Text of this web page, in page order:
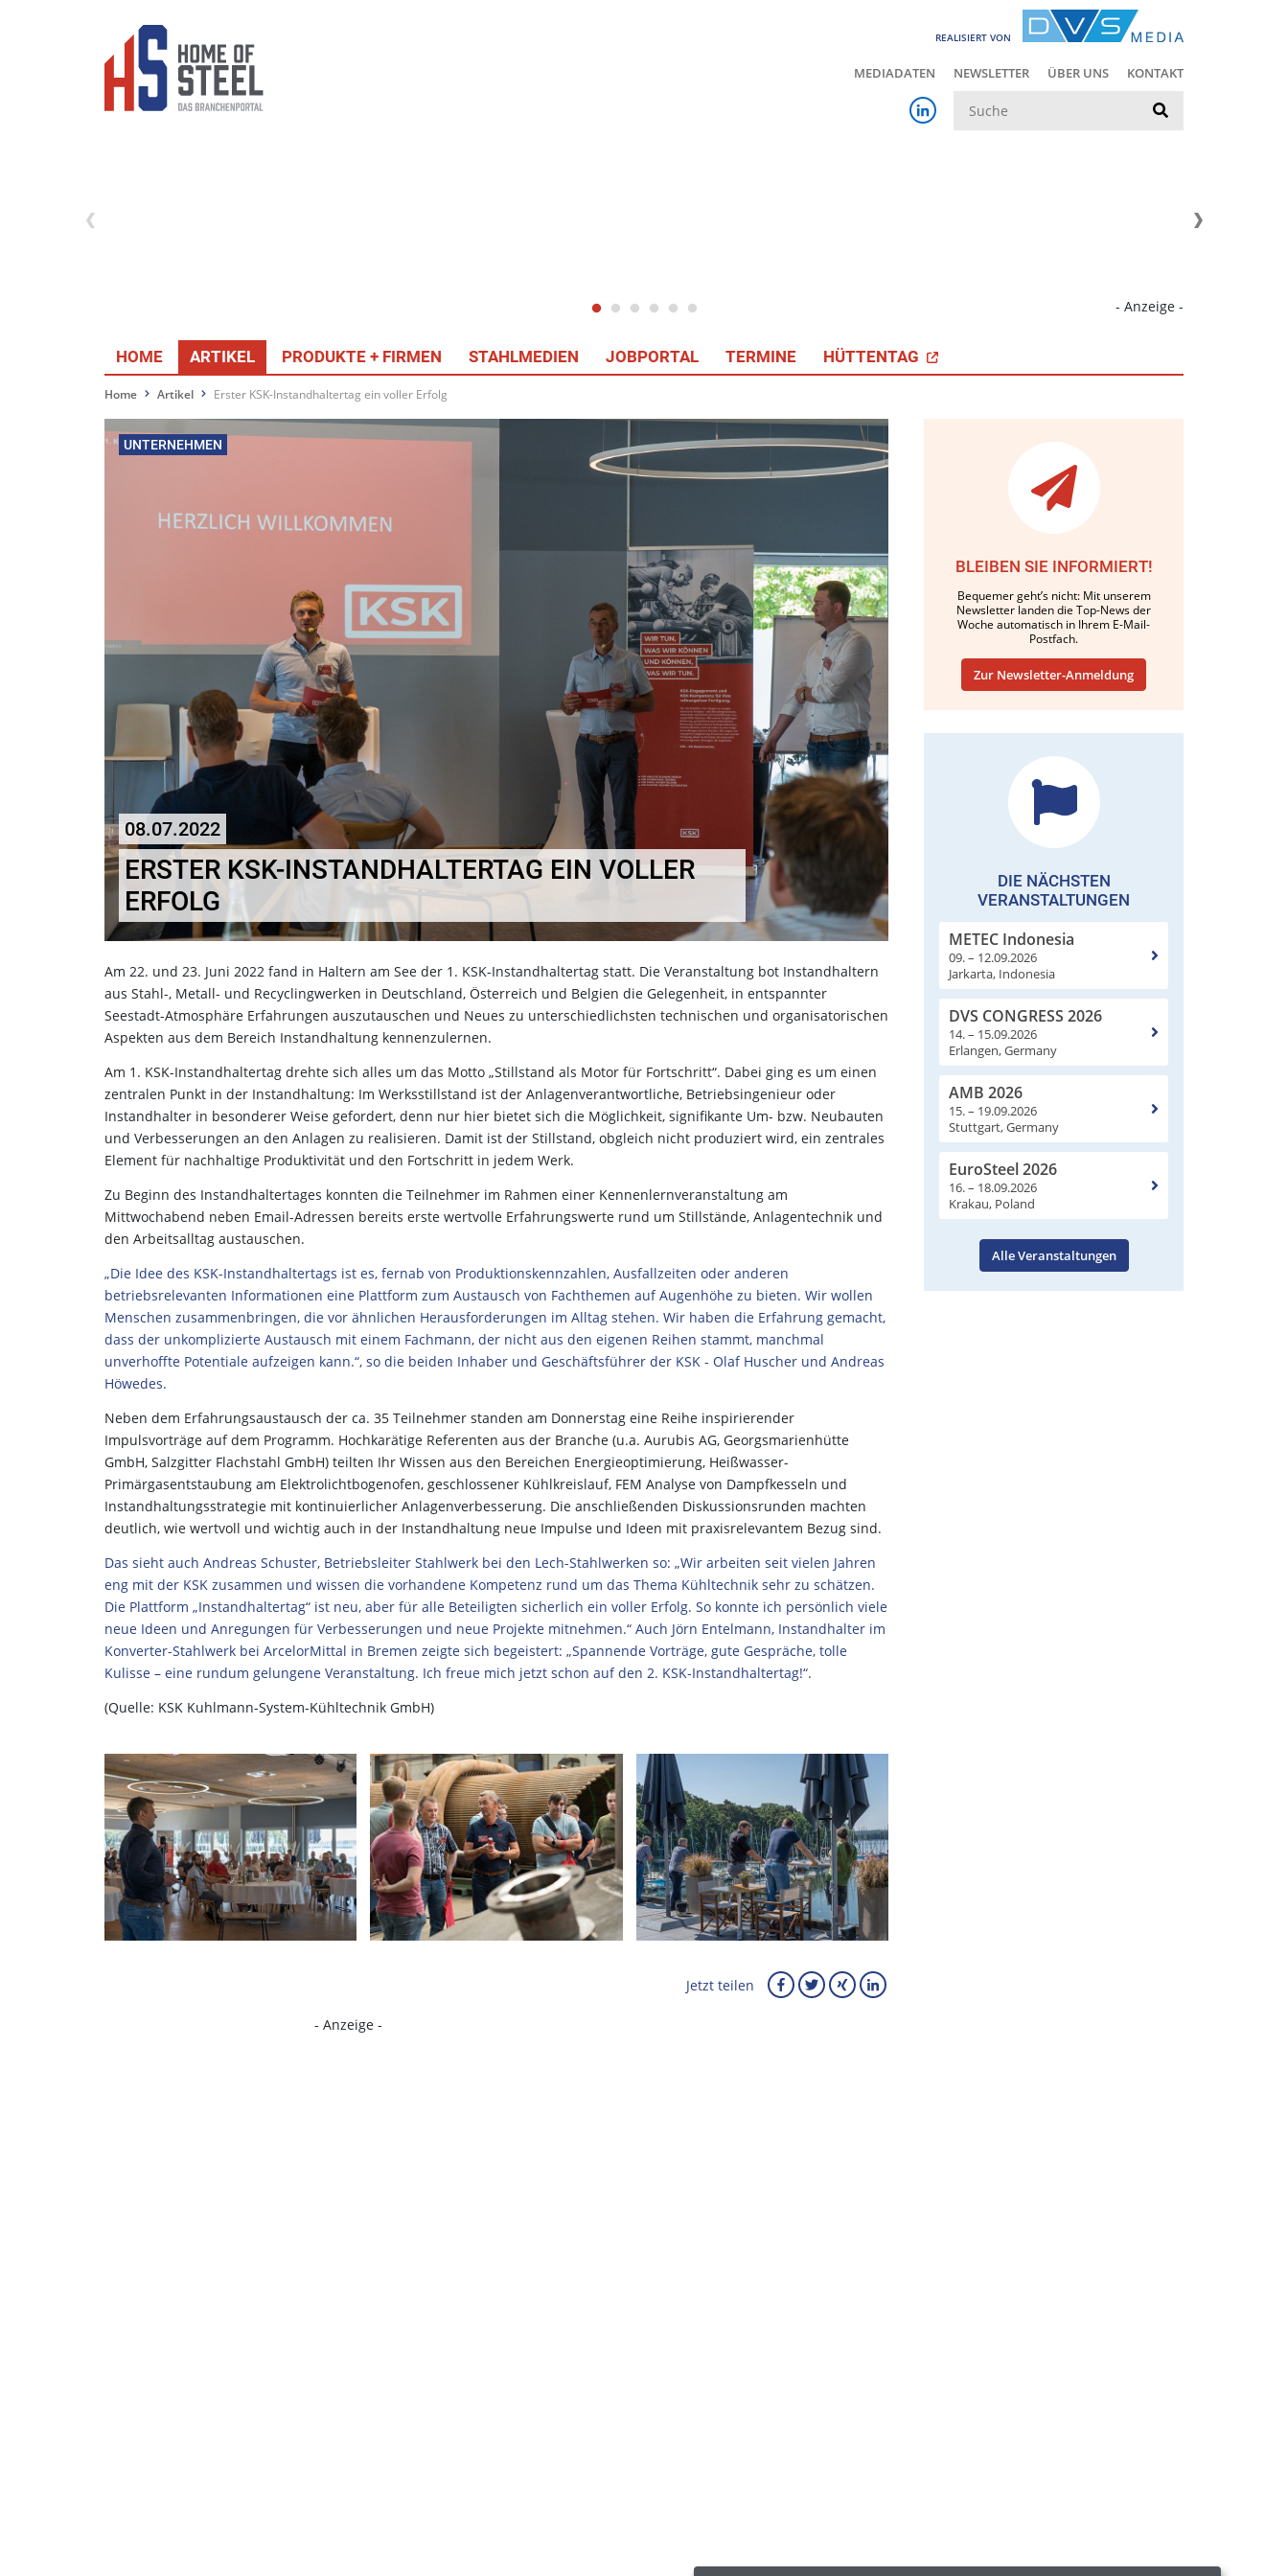
REALISIERT VON
MEDIADATEN NEWSLETTER ÜBER UNS KONTAKT
- Anzeige -
HOME ARTIKEL PRODUKTE + FIRMEN STAHLMEDIEN JOBPORTAL TERMINE HÜTTENTAG
Home Artikel Erster KSK-Instandhaltertag ein voller Erfolg
UNTERNEHMEN
08.07.2022
ERSTER KSK-INSTANDHALTERTAG EIN VOLLER
ERFOLG
Am 22. und 23. Juni 2022 fand in Haltern am See der 1. KSK-Instandhaltertag statt. Die Veranstaltung bot Instandhaltern
aus Stahl-, Metall- und Recyclingwerken in Deutschland, Österreich und Belgien die Gelegenheit, in entspannter
Seestadt-Atmosphäre Erfahrungen auszutauschen und Neues zu unterschiedlichsten technischen und organisatorischen
Aspekten aus dem Bereich Instandhaltung kennenzulernen.
Am 1. KSK-Instandhaltertag drehte sich alles um das Motto „Stillstand als Motor für Fortschritt“. Dabei ging es um einen
zentralen Punkt in der Instandhaltung: Im Werksstillstand ist der Anlagenverantwortliche, Betriebsingenieur oder
Instandhalter in besonderer Weise gefordert, denn nur hier bietet sich die Möglichkeit, signifikante Um- bzw. Neubauten
und Verbesserungen an den Anlagen zu realisieren. Damit ist der Stillstand, obgleich nicht produziert wird, ein zentrales
Element für nachhaltige Produktivität und den Fortschritt in jedem Werk.
Zu Beginn des Instandhaltertages konnten die Teilnehmer im Rahmen einer Kennenlernveranstaltung am
Mittwochabend neben Email-Adressen bereits erste wertvolle Erfahrungswerte rund um Stillstände, Anlagentechnik und
den Arbeitsalltag austauschen.
„Die Idee des KSK-Instandhaltertags ist es, fernab von Produktionskennzahlen, Ausfallzeiten oder anderen
betriebsrelevanten Informationen eine Plattform zum Austausch von Fachthemen auf Augenhöhe zu bieten. Wir wollen
Menschen zusammenbringen, die vor ähnlichen Herausforderungen im Alltag stehen. Wir haben die Erfahrung gemacht,
dass der unkomplizierte Austausch mit einem Fachmann, der nicht aus den eigenen Reihen stammt, manchmal
unverhoffte Potentiale aufzeigen kann.“, so die beiden Inhaber und Geschäftsführer der KSK - Olaf Huscher und Andreas
Höwedes.
Neben dem Erfahrungsaustausch der ca. 35 Teilnehmer standen am Donnerstag eine Reihe inspirierender
Impulsvorträge auf dem Programm. Hochkarätige Referenten aus der Branche (u.a. Aurubis AG, Georgsmarienhütte
GmbH, Salzgitter Flachstahl GmbH) teilten Ihr Wissen aus den Bereichen Energieoptimierung, Heißwasser-
Primärgasentstaubung am Elektrolichtbogenofen, geschlossener Kühlkreislauf, FEM Analyse von Dampfkesseln und
Instandhaltungsstrategie mit kontinuierlicher Anlagenverbesserung. Die anschließenden Diskussionsrunden machten
deutlich, wie wertvoll und wichtig auch in der Instandhaltung neue Impulse und Ideen mit praxisrelevantem Bezug sind.
Das sieht auch Andreas Schuster, Betriebsleiter Stahlwerk bei den Lech-Stahlwerken so: „Wir arbeiten seit vielen Jahren
eng mit der KSK zusammen und wissen die vorhandene Kompetenz rund um das Thema Kühltechnik sehr zu schätzen.
Die Plattform „Instandhaltertag“ ist neu, aber für alle Beteiligten sicherlich ein voller Erfolg. So konnte ich persönlich viele
neue Ideen und Anregungen für Verbesserungen und neue Projekte mitnehmen.“ Auch Jörn Entelmann, Instandhalter im
Konverter-Stahlwerk bei ArcelorMittal in Bremen zeigte sich begeistert: „Spannende Vorträge, gute Gespräche, tolle
Kulisse – eine rundum gelungene Veranstaltung. Ich freue mich jetzt schon auf den 2. KSK-Instandhaltertag!“.
(Quelle: KSK Kuhlmann-System-Kühltechnik GmbH)
Jetzt teilen
BLEIBEN SIE INFORMIERT!
Bequemer geht’s nicht: Mit unserem
Newsletter landen die Top-News der
Woche automatisch in Ihrem E-Mail-
Postfach.
Zur Newsletter-Anmeldung
DIE NÄCHSTEN
VERANSTALTUNGEN
METEC Indonesia
09. – 12.09.2026
Jarkarta, Indonesia
DVS CONGRESS 2026
14. – 15.09.2026
Erlangen, Germany
AMB 2026
15. – 19.09.2026
Stuttgart, Germany
EuroSteel 2026
16. – 18.09.2026
Krakau, Poland
Alle Veranstaltungen
- Anzeige -